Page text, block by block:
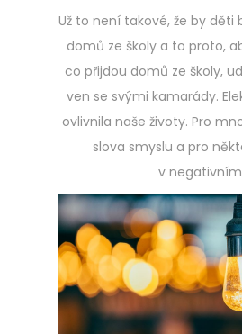
Už to není takové, že by děti
domů ze školy a to proto,
co přijdou domů ze školy,
ven se svými kamarády.
ovlivnila naše životy. Pro
slova smyslu a pro
v